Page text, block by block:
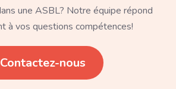
une ASBL? Notre équipe répond
à vos questions compétences!
Contactez-nous